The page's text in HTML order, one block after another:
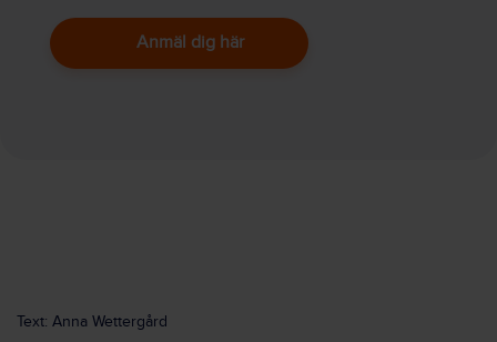
Anmäl dig här
Text: Anna Wettergård